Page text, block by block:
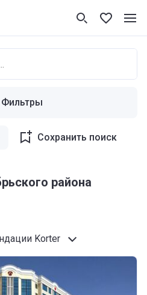
Фильтры
Сохранить поиск
района
Korter